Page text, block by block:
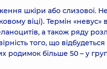
шкіри або слизової.
віці). Термін
а також ряду
того, що
родимок більше 50 – у